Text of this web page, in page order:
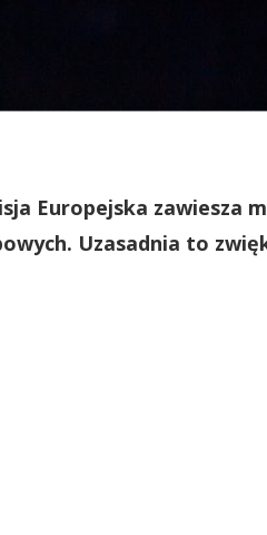
Europejska zawiesza
Uzasadnia to